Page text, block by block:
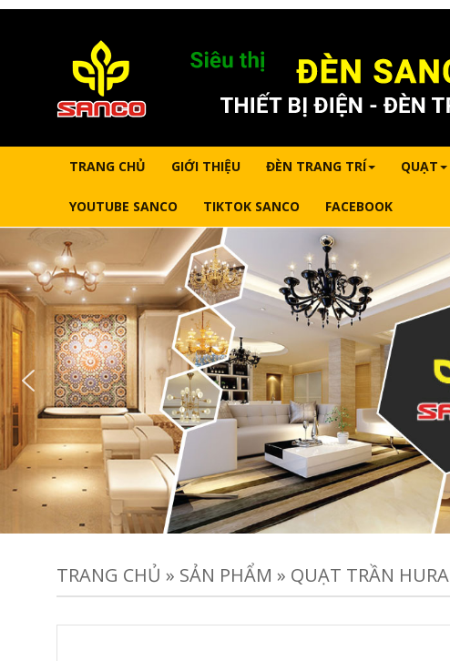
TRANG CHỦ GIỚI THIỆU ĐÈN TRANG TRÍ QUẠT
YOUTUBE SANCO TIKTOK SANCO FACEBOOK
TRANG CHỦ » SẢN PHẨM » QUẠT TRẦN